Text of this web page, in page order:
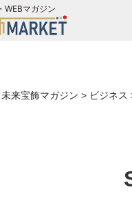
WEBマガジン
お問い合
未来宝飾マガジン > ビジネス